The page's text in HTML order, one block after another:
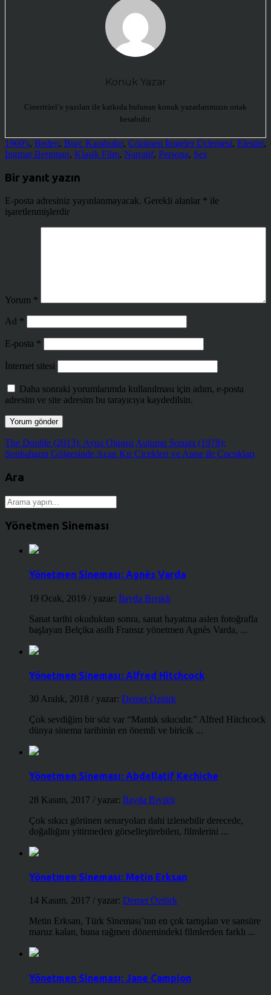
Konuk Yazar
Cineritüel’e yazıları ile katkıda bulunan konuk yazarlarımızın ortak
hesabıdır.
1960's, Beden, Burç Karabulut, Çözünen İmgeler Üçlemesi, Eleştiri,
Ingmar Bergman, Klasik Film, Narratif, Persona, Ses
Bir yanıt yazın
E-posta adresiniz yayınlanmayacak. Gerekli alanlar * ile
işaretlenmişlerdir
Yorum *
Ad *
E-posta *
İnternet sitesi
Daha sonraki yorumlarımda kullanılması için adım, e-posta
adresim ve site adresim bu tarayıcıya kaydedilsin.
The Double (2013): Ayna Olgusu Autumn Sonata (1978):
Sonbaharın Gölgesinde Açan Kır Çiçekleri ve Anne ile Çocukları
Ara
Yönetmen Sineması
Yönetmen Sineması: Agnès Varda
19 Ocak, 2019 / yazar: İlayda Bıyıklı
Sanat tarihi okuduktan sonra, sanat hayatına aslen fotoğrafla
başlayan Belçika asıllı Fransız yönetmen Agnès Varda, ...
Yönetmen Sineması: Alfred Hitchcock
30 Aralık, 2018 / yazar: Demet Öztürk
Çok sevdiğim bir söz var “Mantık sıkıcıdır.” Alfred Hitchcock
dünya sinema tarihinin en önemli ve biricik ...
Yönetmen Sineması: Abdellatif Kechiche
28 Kasım, 2017 / yazar: İlayda Bıyıklı
Çok sıkıcı görünen senaryoları dahi izlenebilir derecede,
doğallığını yitirmeden görselleştirebilen, filmlerini ...
Yönetmen Sineması: Metin Erksan
14 Kasım, 2017 / yazar: Demet Öztürk
Metin Erksan, Türk Sineması’nın en çok tartışılan ve sansüre
maruz kalan, buna rağmen dönemindeki filmlerden farklı ...
Yönetmen Sineması: Jane Campion